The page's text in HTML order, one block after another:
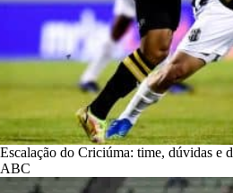
Escalação do Criciúma: time, dúvidas e
ABC